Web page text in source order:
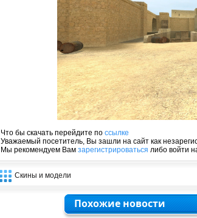
Что бы скачать перейдите по ссылке
Уважаемый посетитель, Вы зашли на сайт как
Мы рекомендуем Вам зарегистрироваться либо войти
Скины и модели
Похожие новости